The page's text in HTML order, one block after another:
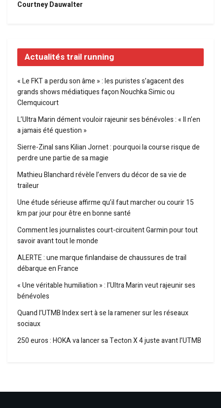
Courtney Dauwalter
Actualités trail running
« Le FKT a perdu son âme » : les puristes s’agacent des
grands shows médiatiques façon Nouchka Simic ou
Clemquicourt
L’Ultra Marin dément vouloir rajeunir ses bénévoles : « Il n’en
a jamais été question »
Sierre-Zinal sans Kilian Jornet : pourquoi la course risque de
perdre une partie de sa magie
Mathieu Blanchard révèle l’envers du décor de sa vie de
traileur
Une étude sérieuse affirme qu’il faut marcher ou courir 15
km par jour pour être en bonne santé
Comment les journalistes court-circuitent Garmin pour tout
savoir avant tout le monde
ALERTE : une marque finlandaise de chaussures de trail
débarque en France
« Une véritable humiliation » : l’Ultra Marin veut rajeunir ses
bénévoles
Quand l’UTMB Index sert à se la ramener sur les réseaux
sociaux
250 euros : HOKA va lancer sa Tecton X 4 juste avant l’UTMB